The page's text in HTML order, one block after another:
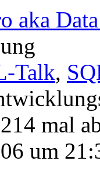
aka
Talk,
mal
um